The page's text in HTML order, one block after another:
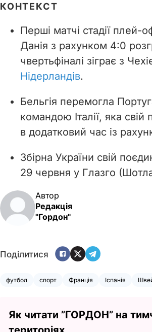
КОНТЕКСТ
Перші матчі стадії
Данія з рахунком 4:0
чвертьфіналі зіграє з
Нідерландів.
Бельгія перемогла
командою Італії, яка
в додатковий час із
Збірна України свій
29 червня у Глазго
Автор
Редакція
"Гордон"
Поділитися
футбол спорт Франція Іспанія
Як читати ”ГОРДОН” на